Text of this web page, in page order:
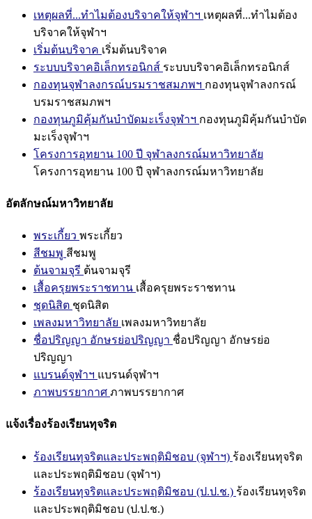
เหตุผลที่...ทำไมต้องบริจาคให้จุฬาฯ เหตุผลที่...ทำไมต้อง
บริจาคให้จุฬาฯ
เริ่มต้นบริจาค เริ่มต้นบริจาค
ระบบบริจาคอิเล็กทรอนิกส์ ระบบบริจาคอิเล็กทรอนิกส์
กองทุนจุฬาลงกรณ์บรมราชสมภพฯ กองทุนจุฬาลงกรณ์
บรมราชสมภพฯ
กองทุนภูมิคุ้มกันบำบัดมะเร็งจุฬาฯ กองทุนภูมิคุ้มกันบำบัด
มะเร็งจุฬาฯ
โครงการอุทยาน 100 ปี จุฬาลงกรณ์มหาวิทยาลัย
โครงการอุทยาน 100 ปี จุฬาลงกรณ์มหาวิทยาลัย
อัตลักษณ์มหาวิทยาลัย
พระเกี้ยว พระเกี้ยว
สีชมพู สีชมพู
ต้นจามจุรี ต้นจามจุรี
เสื้อครุยพระราชทาน เสื้อครุยพระราชทาน
ชุดนิสิต ชุดนิสิต
เพลงมหาวิทยาลัย เพลงมหาวิทยาลัย
ชื่อปริญญา อักษรย่อปริญญา ชื่อปริญญา อักษรย่อ
ปริญญา
แบรนด์จุฬาฯ แบรนด์จุฬาฯ
ภาพบรรยากาศ ภาพบรรยากาศ
แจ้งเรื่องร้องเรียนทุจริต
ร้องเรียนทุจริตและประพฤติมิชอบ (จุฬาฯ) ร้องเรียนทุจริต
และประพฤติมิชอบ (จุฬาฯ)
ร้องเรียนทุจริตและประพฤติมิชอบ (ป.ป.ช.) ร้องเรียนทุจริต
และประพฤติมิชอบ (ป.ป.ช.)